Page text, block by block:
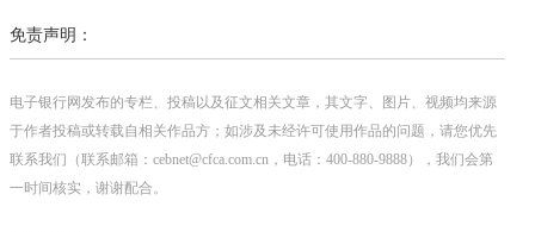
免责声明：
电子银行网发布的专栏、投稿以及征文相关文章，其文字、图片、视频均来源
于作者投稿或转载自相关作品方；如涉及未经许可使用作品的问题，请您优先
联系我们（联系邮箱：cebnet@cfca.com.cn，电话：400-880-9888），我们会第
一时间核实，谢谢配合。